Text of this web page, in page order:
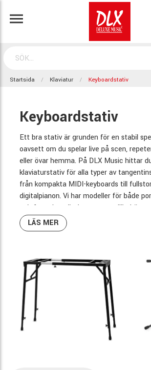
Startsida Klaviatur Keyboardstativ
Keyboardstativ
Ett bra stativ är grunden för en stabil
oavsett om du spelar live på scen,
eller övar hemma. På DLX Music hittar
klaviaturstativ för alla typer av
från kompakta MIDI-keyboards till
digitalpianon. Vi har modeller för både
och fasta installationer, samt tillbehör
setup komplett.
LÄS MER